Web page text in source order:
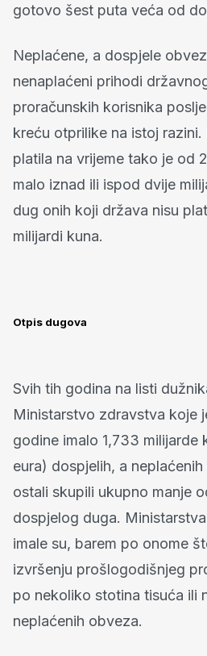
gotovo šest puta veća od
Neplaćene, a dospjele
nenaplaćeni prihodi
proračunskih korisnika
kreću otprilike na istoj
platila na vrijeme tako je od
malo iznad ili ispod dvije
dug onih koji država nisu
milijardi kuna.
Otpis dugova
Svih tih godina na listi
Ministarstvo zdravstva koje
godine imalo 1,733 milijarde
eura) dospjelih, a
ostali skupili ukupno manje
dospjelog duga.
imale su, barem po onome
izvršenju prošlogodišnjeg
po nekoliko stotina tisuća ili
neplaćenih obveza.